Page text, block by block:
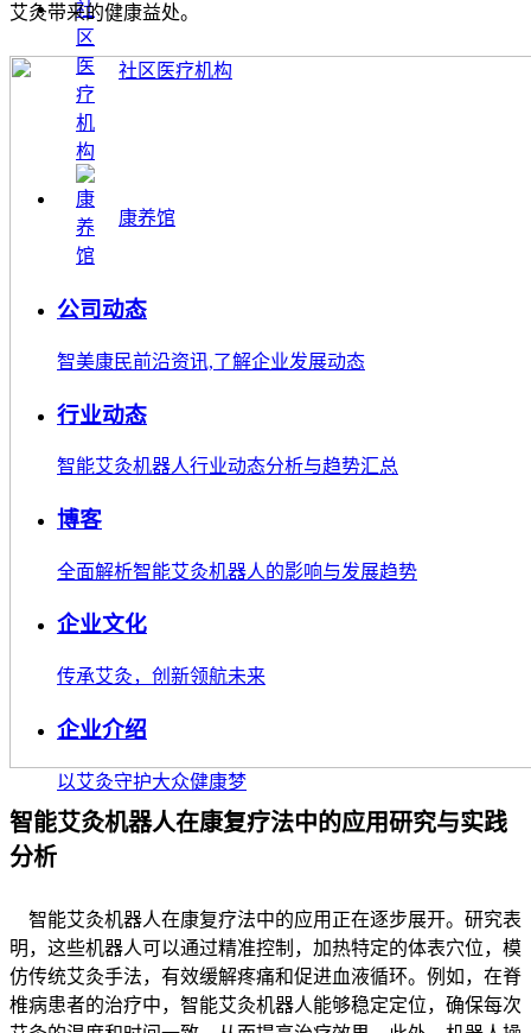
社区医疗机构
康养馆
公司动态
智美康民前沿资讯,了解企业发展动态
行业动态
智能艾灸机器人行业动态分析与趋势汇总
博客
全面解析智能艾灸机器人的影响与发展趋势
企业文化
传承艾灸，创新领航未来
企业介绍
以艾灸守护大众健康梦
艾灸带来的健康益处。
智能艾灸机器人在康复疗法中的应用研究与实践
分析
智能艾灸机器人在康复疗法中的应用正在逐步展开。研究表
明，这些机器人可以通过精准控制，加热特定的体表穴位，模
仿传统艾灸手法，有效缓解疼痛和促进血液循环。例如，在脊
椎病患者的治疗中，智能艾灸机器人能够稳定定位，确保每次